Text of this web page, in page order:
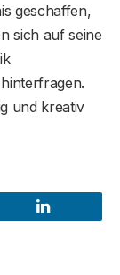
geschaffen,
sich auf seine
und kreativ
LinkedIn